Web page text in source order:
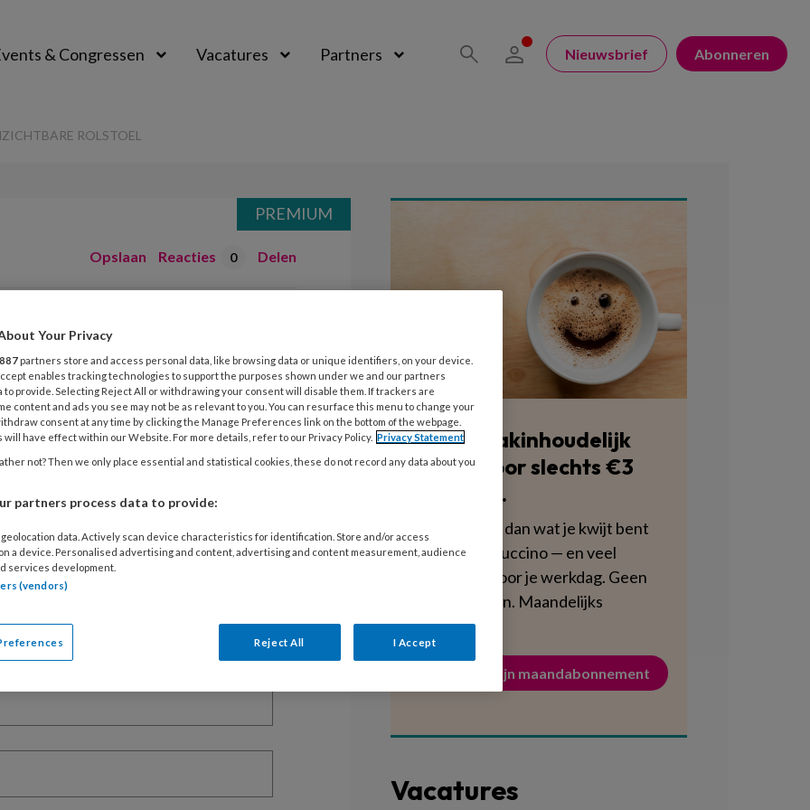
& Congressen Vacatures Partners Nieuwsbrief Abonneren
ROLSTOEL
Opslaan Reacties 0 Delen
–
lezen?
lees 2 artikelen gratis per maand
PREMIUM
Blijf vakinhoudelijk
scherp voor slechts €3
per week.
Dat is minder dan wat je kwijt bent
aan een cappuccino — en veel
voedzamer voor je werkdag. Geen
verplichtingen. Maandelijks
opzegbaar.
Activeer mijn maandabonnement
Vacatures
Your Privacy
887 partners store and access personal data, like browsing data or unique identifiers, on your device.
enables tracking technologies to support the purposes shown under we and our partners
to provide. Selecting Reject All or withdrawing your consent will disable them. If trackers are
content and ads you see may not be as relevant to you. You can resurface this menu to change your
consent at any time by clicking the Manage Preferences link on the bottom of the webpage.
will have effect within our Website. For more details, refer to our Privacy Policy. Privacy Statement
not? Then we only place essential and statistical cookies, these do not record any data about you
partners process data to provide:
data. Actively scan device characteristics for identification. Store and/or access
a device. Personalised advertising and content, advertising and content measurement, audience
services development.
(vendors)
Reject All I Accept